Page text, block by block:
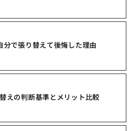
分で張り替えて後悔した理由
えの判断基準とメリット比較